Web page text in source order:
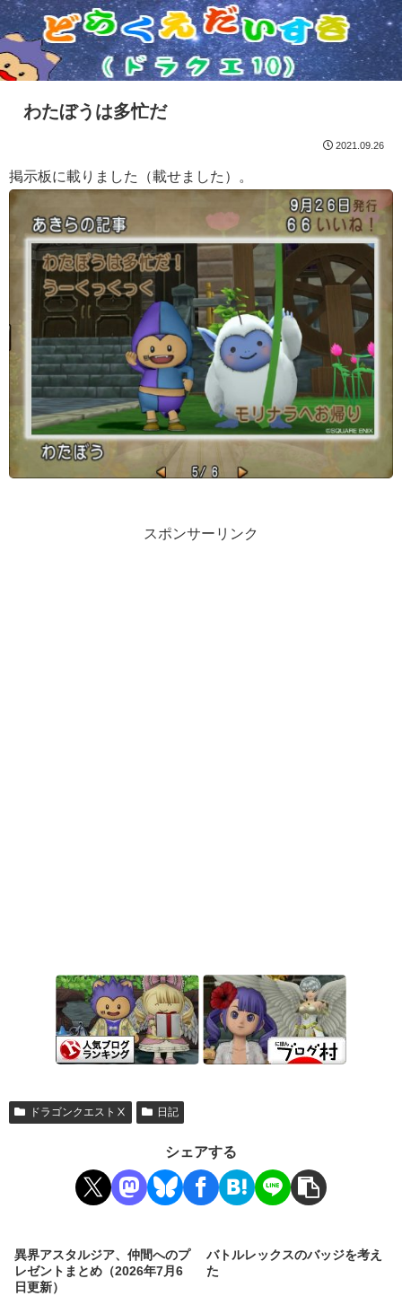
わたぼうは多忙だ
2021.09.26
掲示板に載りました（載せました）。
スポンサーリンク
ドラゴンクエストⅩ 日記
シェアする
異界アスタルジア、仲間へのプ
レゼントまとめ（2026年7月6
日更新）
バトルレックスのバッジを考え
た